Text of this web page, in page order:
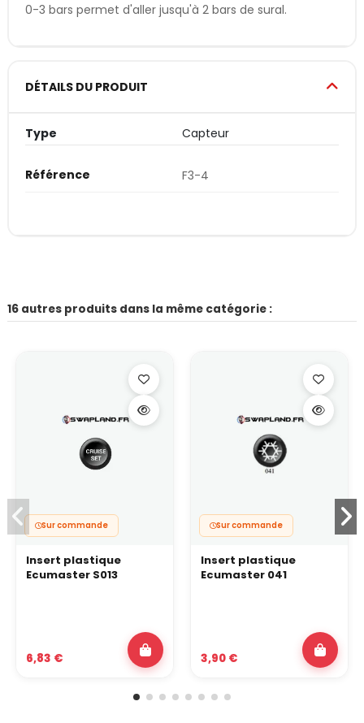
0-3 bars permet d'aller jusqu'à 2 bars de sural.
DÉTAILS DU PRODUIT
Type Capteur
Référence F3-4
16 autres produits dans la même catégorie :
Sur commande
Insert plastique
Ecumaster S013
6,83 €
Sur commande
Insert plastique
Ecumaster 041
3,90 €